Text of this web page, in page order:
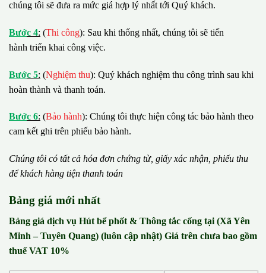
chúng tôi sẽ đưa ra mức giá hợp lý nhất tới Quý khách.
Bước 4: (Thi công): Sau khi thống nhất, chúng tôi sẽ tiến
hành triển khai công việc.
Bước 5: (Nghiệm thu): Quý khách nghiệm thu công trình sau khi
hoàn thành và thanh toán.
Bước 6: (Bảo hành): Chúng tôi thực hiện công tác bảo hành theo
cam kết ghi trên phiếu bảo hành.
Chúng tôi có tất cả hóa đơn chứng từ, giấy xác nhận, phiếu thu
đểkhách hàng tiện thanh toán
Bảng giá mới nhất
Bảng giá dịch vụ Hút bể phốt & Thông tắc cống tại (Xã Yên
Minh – Tuyên Quang) (luôn cập nhật) Giá trên chưa bao gồm
thuế VAT 10%